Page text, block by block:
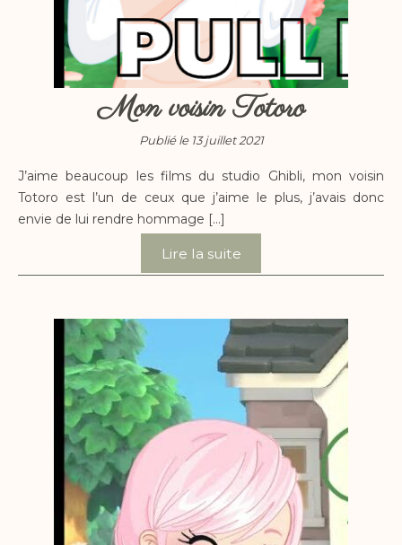
Mon voisin Totoro
Publié le 13 juillet 2021
J’aime beaucoup les films du studio Ghibli, mon voisin
Totoro est l’un de ceux que j’aime le plus, j’avais donc
envie de lui rendre hommage […]
Lire la suite